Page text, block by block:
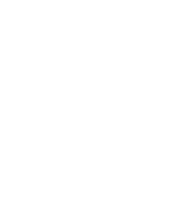
per gli aggiornamenti e le